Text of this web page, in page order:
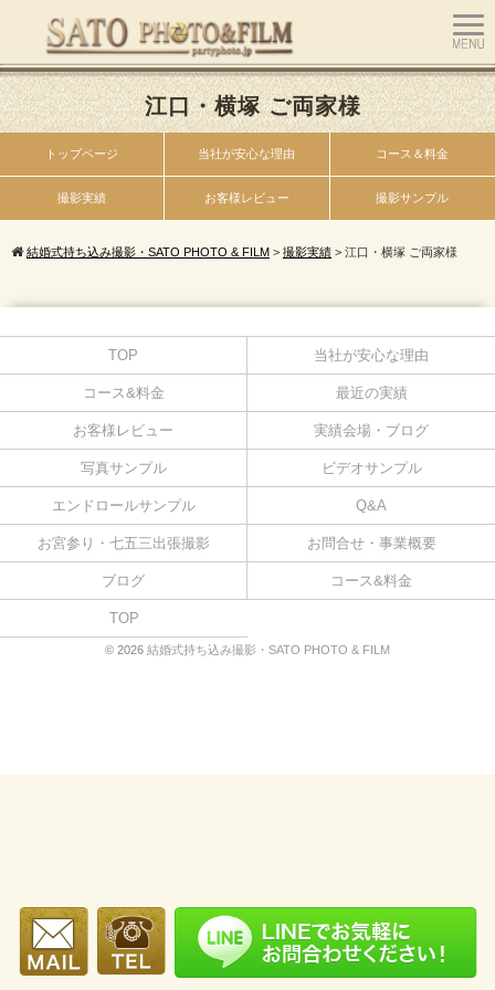
江口・横塚 ご両家様
トップページ 当社が安心な理由 コース＆料金
撮影実績 お客様レビュー 撮影サンプル
結婚式持ち込み撮影・SATO PHOTO & FILM > 撮影実績 > 江口・横塚 ご両家様
TOP 当社が安心な理由
コース&料金 最近の実績
お客様レビュー 実績会場・ブログ
写真サンプル ビデオサンプル
エンドロールサンプル Q&A
お宮参り・七五三出張撮影 お問合せ・事業概要
ブログ コース&料金
TOP
© 2026 結婚式持ち込み撮影・SATO PHOTO & FILM